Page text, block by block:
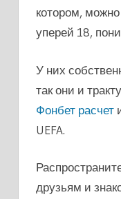
котором,
уперей 18,
У них
так они и
Фонбет расчет
UEFA.
друзьям и